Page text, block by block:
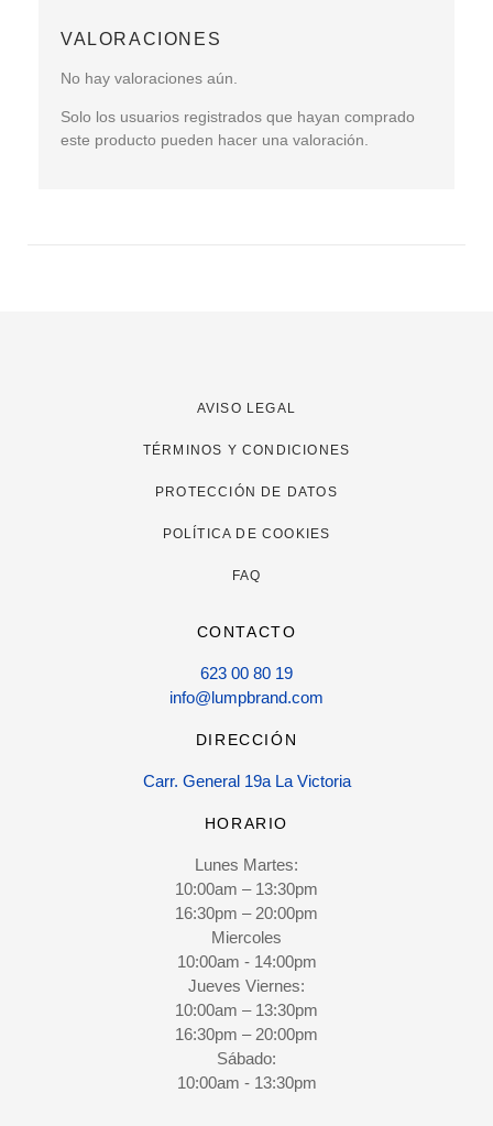
VALORACIONES
No hay valoraciones aún.
Solo los usuarios registrados que hayan comprado
este producto pueden hacer una valoración.
AVISO LEGAL
TÉRMINOS Y CONDICIONES
PROTECCIÓN DE DATOS
POLÍTICA DE COOKIES
FAQ
CONTACTO
623 00 80 19
info@lumpbrand.com
DIRECCIÓN
Carr. General 19a La Victoria
HORARIO
Lunes Martes:
10:00am – 13:30pm
16:30pm – 20:00pm
Miercoles
10:00am - 14:00pm
Jueves Viernes:
10:00am – 13:30pm
16:30pm – 20:00pm
Sábado:
10:00am - 13:30pm